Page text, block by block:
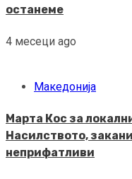
останеме
4 месеци ago
Македонија
Марта Кос за
Насилството,
неприфатливи